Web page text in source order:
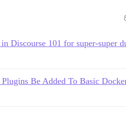
Discourse 101 for super-super
Plugins Be Added To Basic